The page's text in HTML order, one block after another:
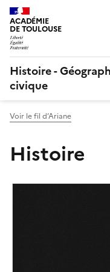
ACADÉMIE
DE TOULOUSE
Histoire -
civique
Voir le fil d’Ariane
Histoire